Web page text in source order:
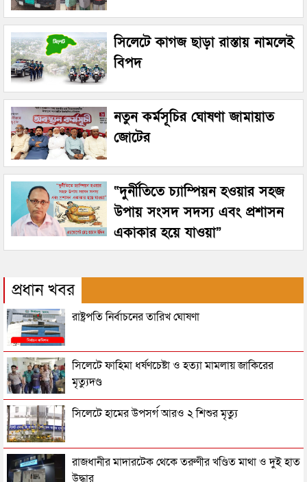
সিলেটে কাগজ ছাড়া রাস্তায় নামলেই
বিপদ
নতুন কর্মসূচির ঘোষণা জামায়াত
জোটের
“দুর্নীতিতে চ্যাম্পিয়ন হওয়ার সহজ
উপায় সংসদ সদস্য এবং প্রশাসন
একাকার হয়ে যাওয়া”
প্রধান খবর
রাষ্ট্রপতি নির্বাচনের তারিখ ঘোষণা
সিলেটে ফাহিমা ধর্ষণচেষ্টা ও হত্যা মামলায় জাকিরের
মৃত্যুদণ্ড
সিলেটে হামের উপসর্গ আরও ২ শিশুর মৃত্যু
রাজধানীর মাদারটেক থেকে তরুণীর খণ্ডিত মাথা ও দুই হাত
উদ্ধার